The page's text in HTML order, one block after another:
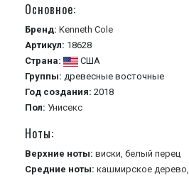
Основное:
Бренд: Kenneth Cole
Артикул: 18628
Страна:
США
Группы: древесные восточные
Год создания: 2018
Пол: Унисекс
Ноты:
Верхние ноты: виски, белый перец
Средние ноты: кашмирское дерево,